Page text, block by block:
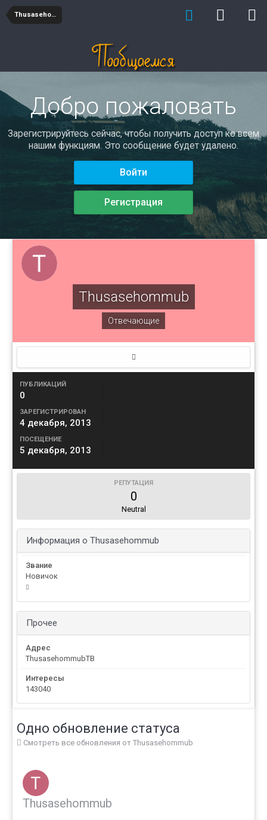
Thusasehommub
Добро пожаловать
Зарегистрируйтесь сейчас, чтобы получить доступ ко всем
нашим функциям. Это сообщение будет удалено.
Войти
Регистрация
Thusasehommub
Отвечающие
ПУБЛИКАЦИЙ
0
ЗАРЕГИСТРИРОВАН
4 декабря, 2013
ПОСЕЩЕНИЕ
5 декабря, 2013
РЕПУТАЦИЯ
0
Neutral
Информация о Thusasehommub
Звание
Новичок
Прочее
Адрес
ThusasehommubTB
Интересы
143040
Одно обновление статуса
Смотреть все обновления от Thusasehommub
Thusasehommub